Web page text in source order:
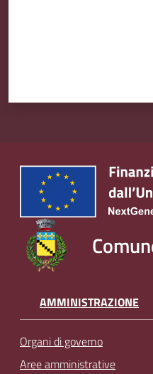
AMMINISTRAZIONE
Organi di governo
Aree amministrative